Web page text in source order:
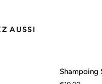
AUSSI
Shampoing
Solide
Shampoing